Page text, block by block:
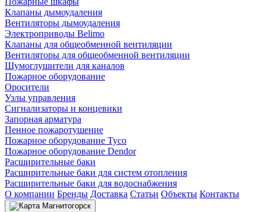
Клапаны дымоудаления
Вентиляторы дымоудаления
Электроприводы Belimo
Клапаны для общеобменной вентиляции
Вентиляторы для общеобменной вентиляции
Шумоглушители для каналов
Пожарное оборудование
Оросители
Узлы управления
Сигнализаторы и концевики
Запорная арматура
Пенное пожаротушение
Пожарное оборудование Tyco
Пожарное оборудование Dendor
Расширительные баки
Расширительные баки для систем отопления
Расширительные баки для водоснабжения
О компании Бренды Доставка Статьи Объекты Контакты
Магнитогорск